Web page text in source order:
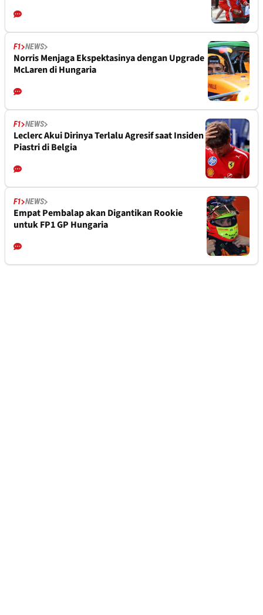
F1 NEWS
Norris Menjaga Ekspektasinya dengan Upgrade
McLaren di Hungaria
F1 NEWS
Leclerc Akui Dirinya Terlalu Agresif saat Insiden
Piastri di Belgia
F1 NEWS
Empat Pembalap akan Digantikan Rookie
untuk FP1 GP Hungaria